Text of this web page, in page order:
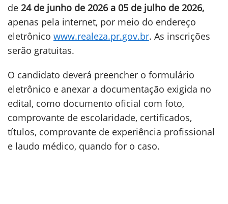
de 24 de junho de 2026 a 05 de julho de 2026,
apenas pela internet, por meio do endereço
eletrônico www.realeza.pr.gov.br. As inscrições
serão gratuitas.
O candidato deverá preencher o formulário
eletrônico e anexar a documentação exigida no
edital, como documento oficial com foto,
comprovante de escolaridade, certificados,
títulos, comprovante de experiência profissional
e laudo médico, quando for o caso.